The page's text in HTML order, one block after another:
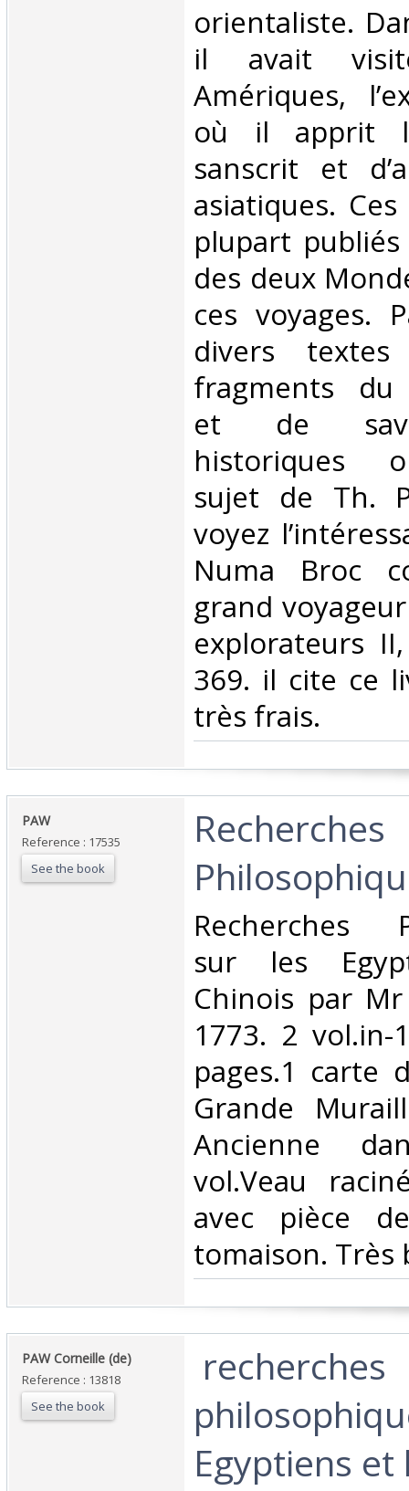
orientaliste.
il avait
Amériques,
où il apprit
sanscrit et
asiatiques.
plupart
des deux
ces voyages.
divers
fragments du
et de
historiques
sujet de Th.
voyez
Numa Broc
grand
explorateurs
369. il cite ce
très frais.‎
‎PAW ‎
Reference : 17535
See the book
‎Recherches
‎Recherches
sur les
Chinois par
1773. 2
pages.1 carte
Grande
Ancienne
vol.Veau
avec pièce
tomaison. Très
‎PAW Corneille (de) ‎
Reference : 13818
See the book
‎ recherches
Egyptiens et